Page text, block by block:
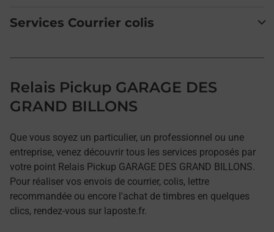
Services Courrier colis
Relais Pickup GARAGE DES
GRAND BILLONS
Que vous soyez un particulier, un professionnel ou une
entreprise, venez découvrir tous les services proposés par
votre point Relais Pickup GARAGE DES GRAND BILLONS.
Pour réaliser vos envois de courrier, colis, lettre
recommandée ou encore l'achat de timbres en quelques
clics, rendez-vous sur laposte.fr.